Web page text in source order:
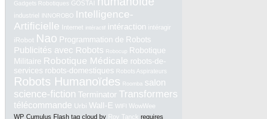
Gadgets Robotiques GOSTAI
industriel INNOROBO Intelligence-
Artificielle
Internet intéractif intéraction intéragir
iRobot Nao Programmation de Robots
Publicités avec Robots Robocup
Robotique
Militaire Robotique Médicale robots-de-
services robots-domestiques Robots Aspirateurs
Robots Humanoïdes Roomba salon
science-fiction Terminator Transformers
télécommande Urbi Wall-E WIFI WowWee
WP Cumulus Flash tag cloud by Roy Tanck requires